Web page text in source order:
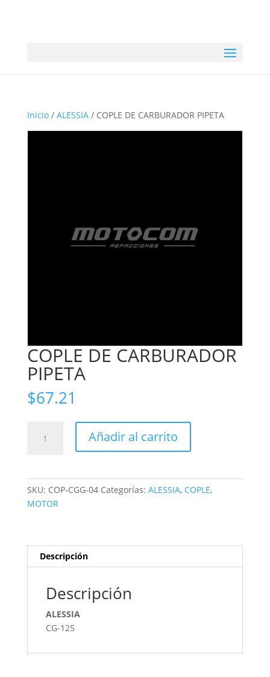
Inicio/ ALESSIA/ COPLE DE CARBURADOR PIPETA
COPLE DE CARBURADOR
PIPETA
$67.21
Añadir al carrito
SKU: COP-CGG-04 Categorías: ALESSIA, COPLE,
MOTOR
Descripción
Descripción
ALESSIA
CG-125